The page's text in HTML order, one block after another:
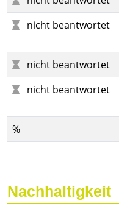
nicht beantwortet
nicht beantwortet
nicht beantwortet
%
Nachhaltigkeit